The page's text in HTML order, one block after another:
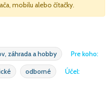
mobilu alebo čítačky.
záhrada a hobby
Pre koho:
odborné
Účel: